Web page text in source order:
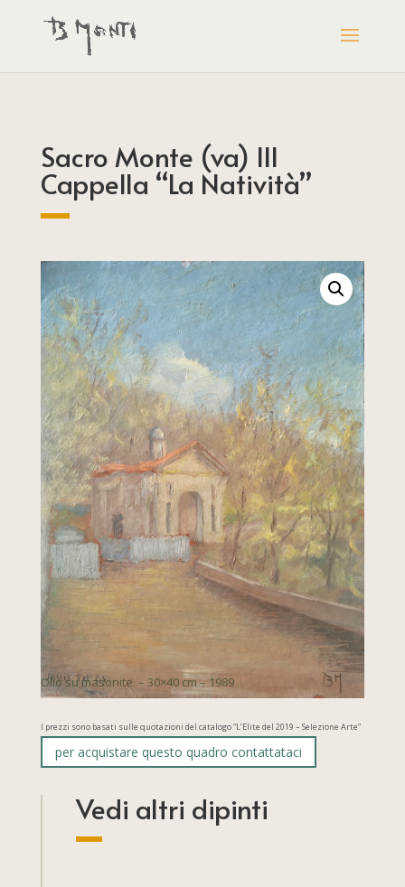
Sacro Monte (va) III
Cappella “La Natività”
Olio su masonite – 30×40 cm – 1989
I prezzi sono basati sulle quotazioni del catalogo “L’Elite del 2019 – Selezione Arte”
per acquistare questo quadro contattataci
Vedi altri dipinti